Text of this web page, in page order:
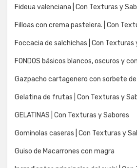
Fideua valenciana | Con Texturas y
Filloas con crema pastelera. | Con
Foccacia de salchichas | Con Texturas
FONDOS básicos blancos, oscuros y
Gazpacho cartagenero con sorbete
Gelatina de frutas | Con Texturas y
GELATINAS | Con Texturas y Sabores
Gominolas caseras | Con Texturas y
Guiso de Macarrones con magra